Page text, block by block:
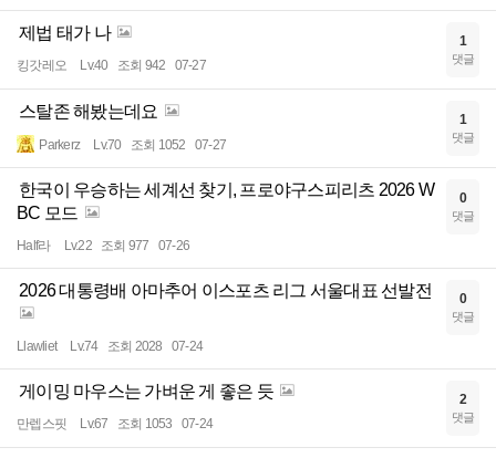
제법 태가 나
킹갓레오 Lv.40 조회 942 07-27
1
댓글
스탈존 해봤는데요
Parkerz Lv.70 조회 1052 07-27
1
댓글
한국이 우승하는 세계선 찾기, 프로야구스피리츠 2026 W
BC 모드
Half라 Lv.22 조회 977 07-26
0
댓글
2026 대통령배 아마추어 이스포츠 리그 서울대표 선발전
Llawliet Lv.74 조회 2028 07-24
0
댓글
게이밍 마우스는 가벼운 게 좋은 듯
만렙스핏 Lv.67 조회 1053 07-24
2
댓글